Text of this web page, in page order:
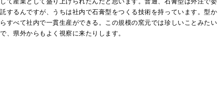
託するんですが、うちは社内で石膏型をつくる技術を持っています。型か
らすべて社内で一貫生産ができる。この規模の窯元では珍しいことみたい
で、県外からもよく視察に来たりします。